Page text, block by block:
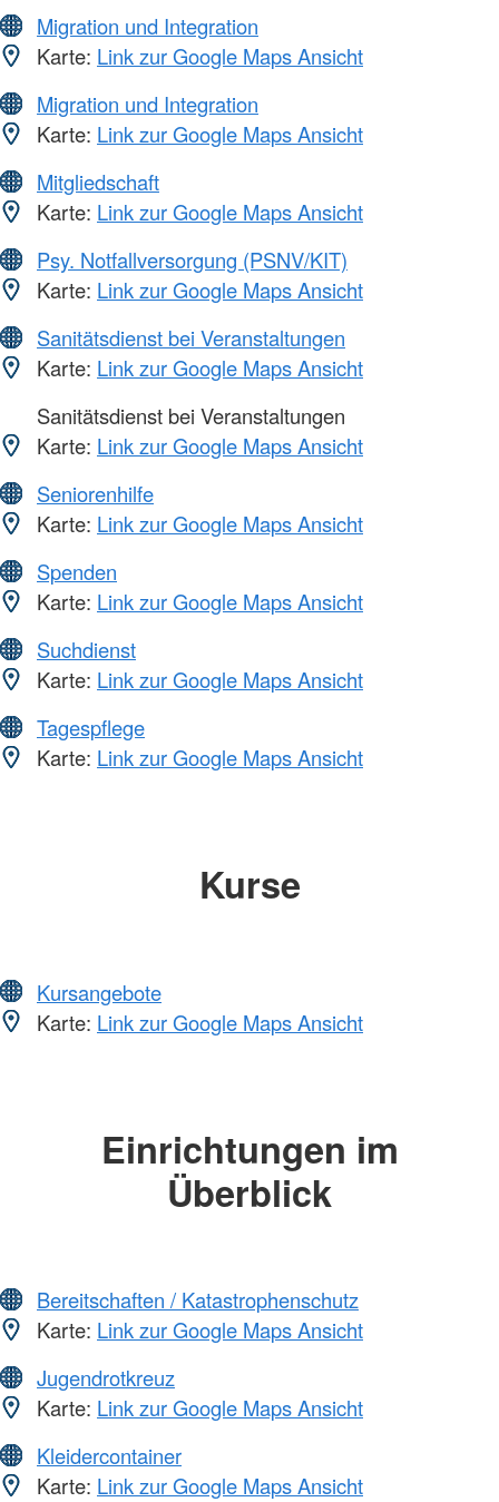
Migration und Integration
Karte: Link zur Google Maps Ansicht
Migration und Integration
Karte: Link zur Google Maps Ansicht
Mitgliedschaft
Karte: Link zur Google Maps Ansicht
Psy. Notfallversorgung (PSNV/KIT)
Karte: Link zur Google Maps Ansicht
Sanitätsdienst bei Veranstaltungen
Karte: Link zur Google Maps Ansicht
Sanitätsdienst bei Veranstaltungen
Karte: Link zur Google Maps Ansicht
Seniorenhilfe
Karte: Link zur Google Maps Ansicht
Spenden
Karte: Link zur Google Maps Ansicht
Suchdienst
Karte: Link zur Google Maps Ansicht
Tagespflege
Karte: Link zur Google Maps Ansicht
Kurse
Kursangebote
Karte: Link zur Google Maps Ansicht
Einrichtungen im
Überblick
Bereitschaften / Katastrophenschutz
Karte: Link zur Google Maps Ansicht
Jugendrotkreuz
Karte: Link zur Google Maps Ansicht
Kleidercontainer
Karte: Link zur Google Maps Ansicht